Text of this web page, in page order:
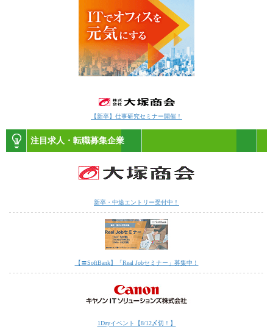
【新卒】仕事研究セミナー開催！
注目求人・転職募集企業
新卒・中途エントリー受付中！
【〓SoftBank】「Real Jobセミナー」募集中！
1Dayイベント【8/12〆切！】